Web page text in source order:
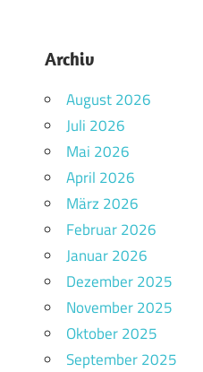
Archiv
August 2026
Juli 2026
Mai 2026
April 2026
März 2026
Februar 2026
Januar 2026
Dezember 2025
November 2025
Oktober 2025
September 2025